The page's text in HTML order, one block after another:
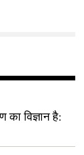
विज्ञान है: